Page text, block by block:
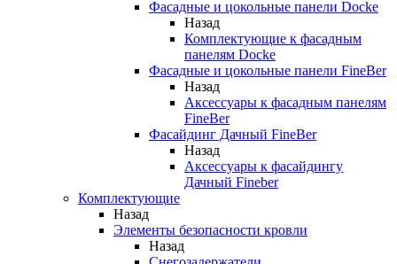
Фасадные и цокольные панели Docke
Назад
Комплектующие к фасадным
панелям Docke
Фасадные и цокольные панели FineBer
Назад
Аксессуары к фасадным панелям
FineBer
Фасайдинг Дачный FineBer
Назад
Аксессуары к фасайдингу
Дачный Fineber
Комплектующие
Назад
Элементы безопасности кровли
Назад